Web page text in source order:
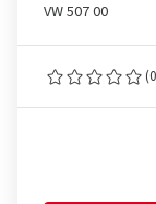
VW 507 00